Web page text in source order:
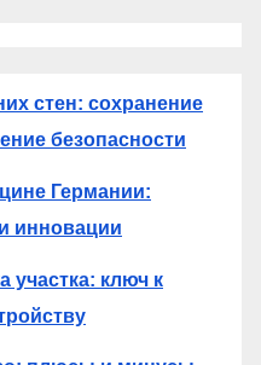
стен: сохранение
безопасности
Германии:
инновации
участка: ключ к